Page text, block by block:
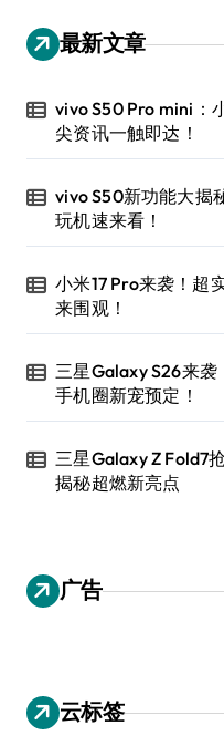
最新文章
vivo S50 Pro mini：
尖资讯一触即达！
vivo S50新功能大揭
玩机速来看！
小米17 Pro来袭！超
来围观！
三星Galaxy S26来袭
手机圈新宠预定！
三星Galaxy Z Fold7
揭秘超燃新亮点
广告
云标签